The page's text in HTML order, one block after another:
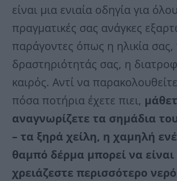
είναι μια ενιαία οδηγία για
πραγματικές σας ανάγκες
παράγοντες όπως η ηλικία σας,
δραστηριότητάς σας, η
καιρός. Αντί να
πόσα ποτήρια έχετε πιει,
αναγνωρίζετε τα σημάδια
– τα ξηρά χείλη, η χαμηλή
θαμπό δέρμα μπορεί να
χρειάζεστε περισσότερο